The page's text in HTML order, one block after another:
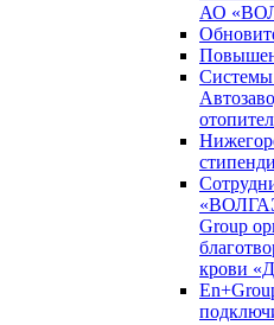
АО
Системы
Group
крови